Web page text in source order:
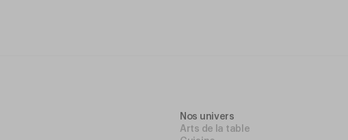
Nos univers
Arts de la table